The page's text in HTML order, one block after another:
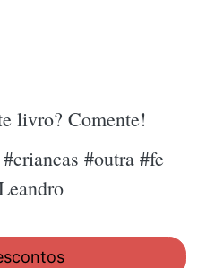
livro? Comente!
#outra #fe